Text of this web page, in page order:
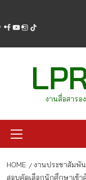
content
facebook
youtube
instagram
tiktok
งานสื่อสารอ
Menu
HOME งานประชาสัมพั
สอบคัดเลือกนักศึกษาเข้